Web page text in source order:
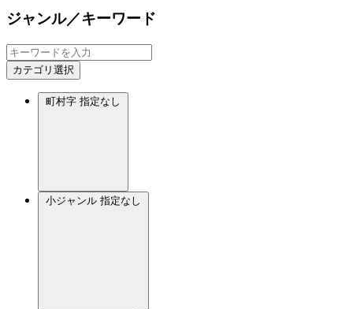
ジャンル／キーワード
カテゴリ選択
町村字 指定なし
小ジャンル 指定なし